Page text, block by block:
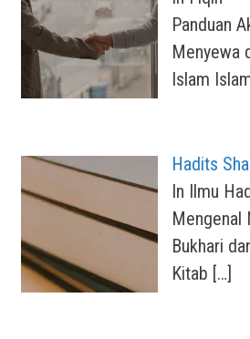
Panduan
Menyewa
Islam
Hadits
In Ilmu
Mengenal
Bukhari
Kitab […]